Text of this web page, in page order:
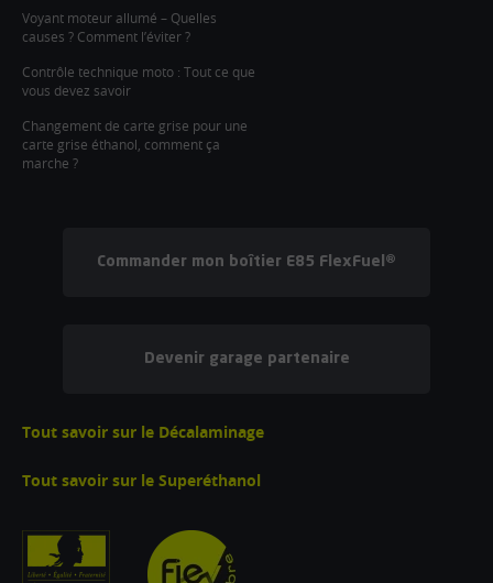
Voyant moteur allumé – Quelles
causes ? Comment l’éviter ?
Contrôle technique moto : Tout ce que
vous devez savoir
Changement de carte grise pour une
carte grise éthanol, comment ça
marche ?
Commander mon boîtier E85 FlexFuel®
Devenir garage partenaire
Tout savoir sur le Décalaminage
Tout savoir sur le Superéthanol